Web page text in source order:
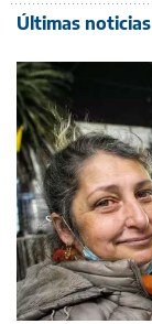
Últimas noticias